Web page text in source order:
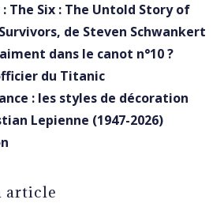
The Six : The Untold Story of
de Steven Schwankert
dans le canot n°10 ?
du Titanic
: les styles de décoration
Lepienne (1947-2026)
article